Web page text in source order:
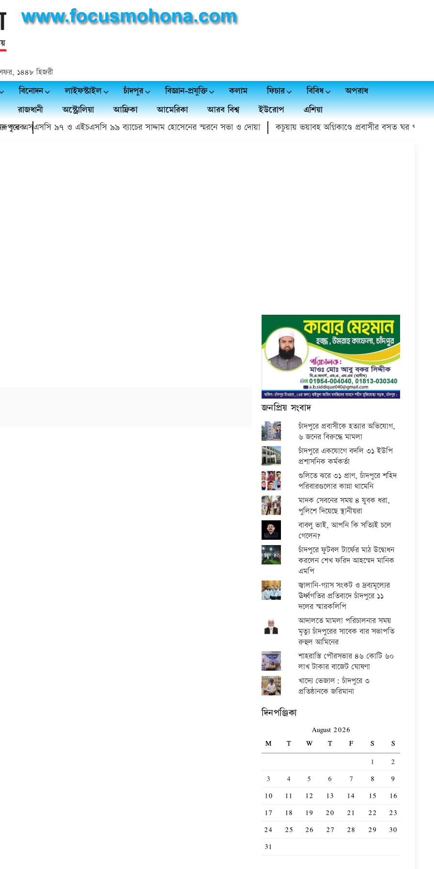
১৪৪৮ হিজরী
বিনোদন লাইফস্টাইল চাঁদপুর বিজ্ঞান-প্রযুক্তি কলাম ফিচার বিবিধ
অপরাধ
রাজধানী অস্ট্রোলিয়া আফ্রিকা আমেরিকা আরব বিশ্ব ইউরোপ
এশিয়া
এসএসসি ৯৭ ও এইচএসসি ৯৯ ব্যাচের সাদ্দাম হোসেনের স্মরনে সভা ও দোয়া কচুয়ায় ভয়াবহ অগ্নিকাণ্ডে প্রবাসীর বসত ঘর পুড়ে ১৫
জনপ্রিয় সংবাদ
চাঁদপুরে প্রবাসীকে হত্যার অভিযোগ,
৬ জনের বিরুদ্ধে মামলা
চাঁদপুরে একযোগে বদলি ৩১ ইউপি
প্রশাসনিক কর্মকর্তা
গুলিতে ঝরে ৩১ প্রাণ, চাঁদপুরে শহিদ
পরিবারগুলোর কান্না থামেনি
মাদক সেবনের সময় ৪ যুবক ধরা,
পুলিশে দিয়েছে স্থানীয়রা
বাবলু ভাই, আপনি কি সত্যিই চলে
গেলেন?
চাঁদপুরে ফুটবল টার্ফের মাঠ উদ্বোধন
করলেন শেখ ফরিদ আহম্মেদ মানিক
এমপি
জ্বালানি-গ্যাস সংকট ও দ্রব্যমূল্যের
ঊর্ধ্বগতির প্রতিবাদে চাঁদপুরে ১১
দলের স্মারকলিপি
আদালতে মামলা পরিচালনার সময়
মৃত্যু চাঁদপুরের সাবেক বার সভাপতি
রুহুল আমিনের
শাহরাস্তি পৌরসভার ৪৬ কোটি ৬০
লাখ টাকার বাজেট ঘোষণা
খাদ্যে ভেজাল: চাঁদপুরে ৩
প্রতিষ্ঠানকে জরিমানা
দিনপঞ্জিকা
August 2026
M
T W T F S
S
1
2
3
4 5 6 7 8
9
10
11 12 13 14 15
16
17
18 19 20 21 22
23
24
25 26 27 28 29
30
31